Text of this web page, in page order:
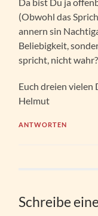
(Obwohl das
annern sin
Beliebigkeit,
spricht, nicht
Euch dreien vielen
Helmut
ANTWORTEN
Schreibe